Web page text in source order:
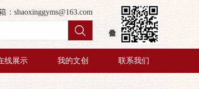
：shaoxinggyms@163.com
线展示 我的文创 联系我们